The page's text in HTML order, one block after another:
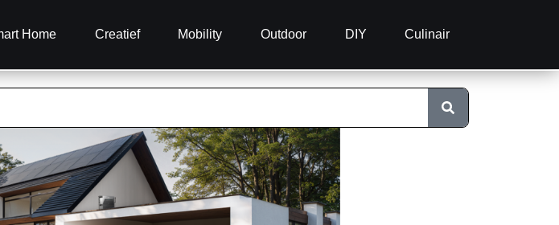
Home Creatief Mobility Outdoor DIY Culinair